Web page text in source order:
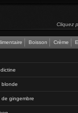
Cliquez
Boisson Crème
blonde
de gingembre